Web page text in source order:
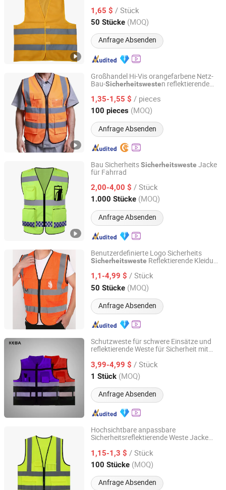
1,65 $ / Stück
50 Stücke (MOQ)
Anfrage Absenden
Jiangsu, China Seit 2022
Großhandel Hi-Vis orangefarbene Netz-
Bau-Sicherheitswesten reflektierende
Arbeitsweste
1,35-1,55 $ / pieces
100 pieces (MOQ)
Anfrage Absenden
Henan Chiwai International Trade Co., Ltd.
Henan, China Seit 2024
Bau SicherheitsSicherheitsweste Jacke
für Fahrrad
2,00-4,00 $ / Stück
1.000 Stücke (MOQ)
Anfrage Absenden
Shandong Safebuild Traffic Facilities Co., Ltd.
Shandong, China Seit 2021
Benutzerdefinierte Logo Sicherheits
Sicherheitsweste Reflektierende Kleidung
1,1-4,99 $ / Stück
50 Stücke (MOQ)
Anfrage Absenden
Guangdong Mingyang Garment Industry Co., Ltd.
Guangdong, China Seit 2024
Schutzweste für schwere Einsätze und
reflektierende Weste für Sicherheit mit
Sichtbarkeit
3,99-4,99 $ / Stück
1 Stück (MOQ)
Anfrage Absenden
Xinxiang Panwei Protection Technology Co., Ltd.
Henan, China Seit 2026
Hochsichtbare anpassbare
Sicherheitsreflektierende Weste Jacke
Sicherheitskleidung
1,15-1,3 $ / Stück
100 Stücke (MOQ)
Anfrage Absenden
Wenzhou Xiangying Reflective Materials Science
Technology Co., Ltd.
Zhejiang, China Seit 2017